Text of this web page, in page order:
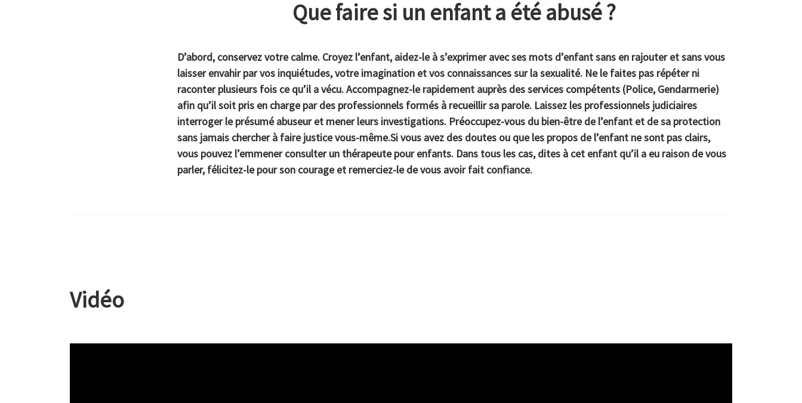
Que faire si un enfant a été abusé ?
D’abord, conservez votre calme. Croyez l’enfant, aidez-le à s’exprimer avec ses mots d’enfant sans en rajouter et sans vous
laisser envahir par vos inquiétudes, votre imagination et vos connaissances sur la sexualité. Ne le faites pas répéter ni
raconter plusieurs fois ce qu’il a vécu. Accompagnez-le rapidement auprès des services compétents (Police, Gendarmerie)
afin qu’il soit pris en charge par des professionnels formés à recueillir sa parole. Laissez les professionnels judiciaires
interroger le présumé abuseur et mener leurs investigations. Préoccupez-vous du bien-être de l’enfant et de sa protection
sans jamais chercher à faire justice vous-même.Si vous avez des doutes ou que les propos de l’enfant ne sont pas clairs,
vous pouvez l’emmener consulter un thérapeute pour enfants. Dans tous les cas, dites à cet enfant qu’il a eu raison de vous
parler, félicitez-le pour son courage et remerciez-le de vous avoir fait confiance.
Vidéo